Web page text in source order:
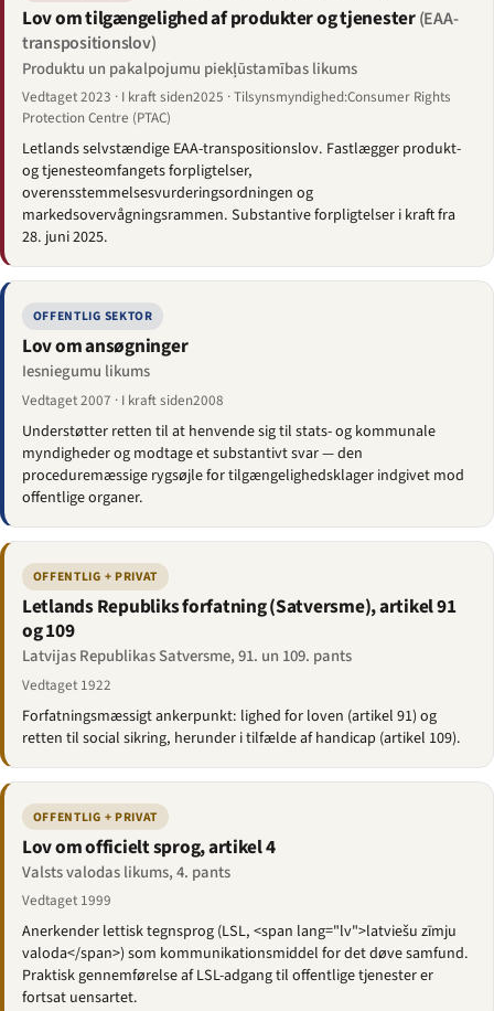
Lov om tilgængelighed af produkter og tjenester(EAA-
transpositionslov)
Produktu un pakalpojumu piekļūstamības likums
Vedtaget 2023 · I kraft siden2025 · Tilsynsmyndighed:Consumer Rights
Protection Centre (PTAC)
Letlands selvstændige EAA-transpositionslov. Fastlægger produkt-
og tjenesteomfangets forpligtelser,
overensstemmelsesvurderingsordningen og
markedsovervågningsrammen. Substantive forpligtelser i kraft fra
28. juni 2025.
OFFENTLIG SEKTOR
Lov om ansøgninger
Iesniegumu likums
Vedtaget 2007 · I kraft siden2008
Understøtter retten til at henvende sig til stats- og kommunale
myndigheder og modtage et substantivt svar — den
proceduremæssige rygsøjle for tilgængelighedsklager indgivet mod
offentlige organer.
OFFENTLIG + PRIVAT
Letlands Republiks forfatning (Satversme), artikel 91
og 109
Latvijas Republikas Satversme, 91. un 109. pants
Vedtaget 1922
Forfatningsmæssigt ankerpunkt: lighed for loven (artikel 91) og
retten til social sikring, herunder i tilfælde af handicap (artikel 109).
OFFENTLIG + PRIVAT
Lov om officielt sprog, artikel 4
Valsts valodas likums, 4. pants
Vedtaget 1999
Anerkender lettisk tegnsprog (LSL, <span lang="lv">latviešu zīmju
valoda</span>) som kommunikationsmiddel for det døve samfund.
Praktisk gennemførelse af LSL-adgang til offentlige tjenester er
fortsat uensartet.